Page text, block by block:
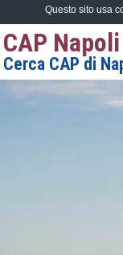
CAP Napoli
Cerca CAP di
Questo sito usa